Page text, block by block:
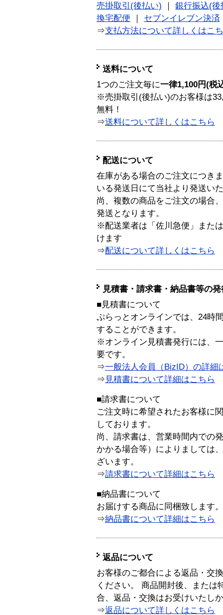
売掛取引(後払い)
銀行振込(後
換宅配便
セブンイレブン決済
⇒支払方法について詳しくはこ
送料について
1つのご注文毎に一律1,100円(税
※売掛取引(後払い)のお客様は
無料！
⇒送料について詳しくはこちら
配送について
在庫がある場合のご注文につき
いる発送日にて当社より発送い
尚、複数の商品をご注文の場合
発送となります。
※配送業者は「佐川急便」また
けます
⇒配送について詳しくはこちら
見積書・請求書・納品書等の
■見積書について
ぷらっとオンラインでは、24時
することができます。
※オンライン見積書発行には、
要です。
⇒一般法人会員（BizID）の詳細
⇒ 見積書について詳細はこちら
■請求書について
ご注文時に希望されたお客様に
しております。
尚、請求書は、営業時間内での
かかる場合等）によりましては
ざいます。
⇒請求書について詳細はこちら
■納品書について
お届けする商品に同梱致します。
⇒納品書について詳細はこちら
返品について
お客様のご都合による返品・交
ください。 商品開封後、または
合、返品・交換はお受けいたし
⇒返品について詳しくはこちら